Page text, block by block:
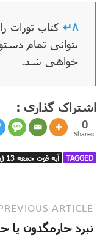
۸↵
کتاب تورات
بتوانی تمام
خواهی شد.
اشتراک گذاری :
0
Shares
TAGGED آیه قوت جمعه 13 ژوئیه ۲۰۱۸
ARTICLE
نبرد حارمگدون